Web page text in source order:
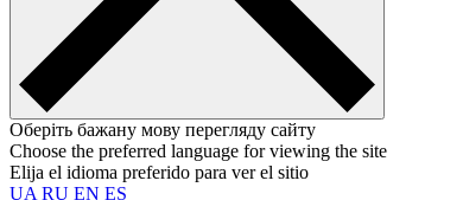
Оберіть бажану мову перегляду сайту
Choose the preferred language for viewing the site
Elija el idioma preferido para ver el sitio
UA RU EN ES